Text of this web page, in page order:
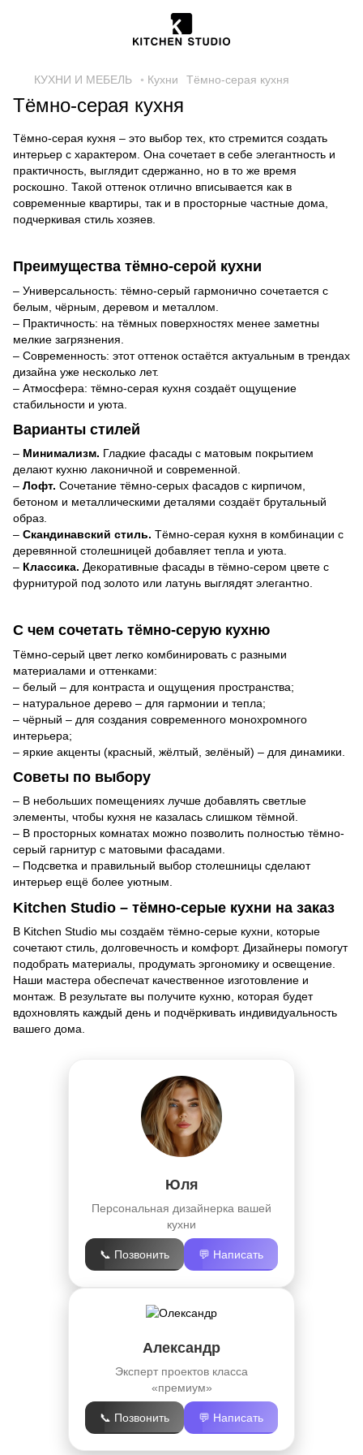
КУХНИ И МЕБЕЛЬ ◦ Кухни Тёмно-серая кухня
Тёмно-серая кухня
Тёмно-серая кухня – это выбор тех, кто стремится создать
интерьер с характером. Она сочетает в себе элегантность и
практичность, выглядит сдержанно, но в то же время
роскошно. Такой оттенок отлично вписывается как в
современные квартиры, так и в просторные частные дома,
подчеркивая стиль хозяев.
Преимущества тёмно-серой кухни
– Универсальность: тёмно-серый гармонично сочетается с
белым, чёрным, деревом и металлом.
– Практичность: на тёмных поверхностях менее заметны
мелкие загрязнения.
– Современность: этот оттенок остаётся актуальным в трендах
дизайна уже несколько лет.
– Атмосфера: тёмно-серая кухня создаёт ощущение
стабильности и уюта.
Варианты стилей
– Минимализм. Гладкие фасады с матовым покрытием
делают кухню лаконичной и современной.
– Лофт. Сочетание тёмно-серых фасадов с кирпичом,
бетоном и металлическими деталями создаёт брутальный
образ.
– Скандинавский стиль. Тёмно-серая кухня в комбинации с
деревянной столешницей добавляет тепла и уюта.
– Классика. Декоративные фасады в тёмно-сером цвете с
фурнитурой под золото или латунь выглядят элегантно.
С чем сочетать тёмно-серую кухню
Тёмно-серый цвет легко комбинировать с разными
материалами и оттенками:
– белый – для контраста и ощущения пространства;
– натуральное дерево – для гармонии и тепла;
– чёрный – для создания современного монохромного
интерьера;
– яркие акценты (красный, жёлтый, зелёный) – для динамики.
Советы по выбору
– В небольших помещениях лучше добавлять светлые
элементы, чтобы кухня не казалась слишком тёмной.
– В просторных комнатах можно позволить полностью тёмно-
серый гарнитур с матовыми фасадами.
– Подсветка и правильный выбор столешницы сделают
интерьер ещё более уютным.
Kitchen Studio – тёмно-серые кухни на заказ
В Kitchen Studio мы создаём тёмно-серые кухни, которые
сочетают стиль, долговечность и комфорт. Дизайнеры помогут
подобрать материалы, продумать эргономику и освещение.
Наши мастера обеспечат качественное изготовление и
монтаж. В результате вы получите кухню, которая будет
вдохновлять каждый день и подчёркивать индивидуальность
вашего дома.
Юля
Персональная дизайнерка вашей
кухни
📞 Позвонить 💬 Написать
Александр
Эксперт проектов класса
«премиум»
📞 Позвонить 💬 Написать